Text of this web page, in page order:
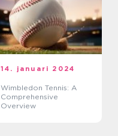
14. januari 2024
Wimbledon Tennis: A
Comprehensive
Overview